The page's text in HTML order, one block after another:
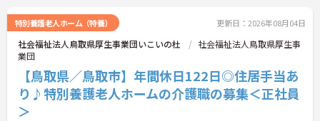
特別養護老人ホーム（特養） 更新日：2026年08月04日
社会福祉法人鳥取県厚生事業団いこいの杜
社会福祉法人鳥取県厚生事
業団
【鳥取県／鳥取市】年間休日122日◎住居手当あ
り♪特別養護老人ホームの介護職の募集＜正社員
＞